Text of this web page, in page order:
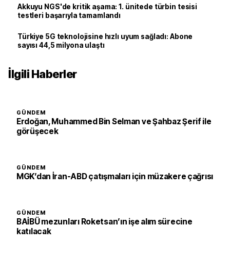
Akkuyu NGS'de kritik aşama: 1. ünitede türbin tesisi
testleri başarıyla tamamlandı
Türkiye 5G teknolojisine hızlı uyum sağladı: Abone
sayısı 44,5 milyona ulaştı
İlgili Haberler
GÜNDEM
Erdoğan, Muhammed Bin Selman ve Şahbaz Şerif ile
görüşecek
GÜNDEM
MGK’dan İran-ABD çatışmaları için müzakere çağrısı
GÜNDEM
BAİBÜ mezunları Roketsan’ın işe alım sürecine
katılacak